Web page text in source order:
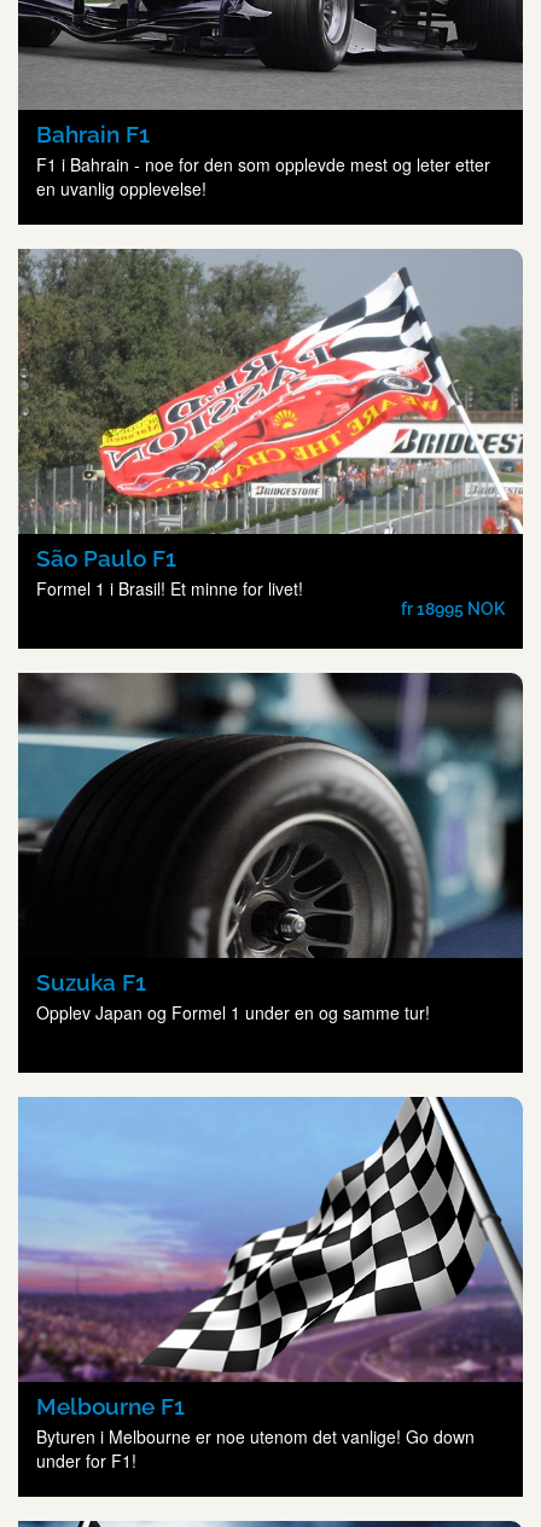
Bahrain F1
F1 i Bahrain - noe for den som opplevde mest og leter etter
en uvanlig opplevelse!
São Paulo F1
Formel 1 i Brasil! Et minne for livet!
fr 18995 NOK
Suzuka F1
Opplev Japan og Formel 1 under en og samme tur!
Melbourne F1
Byturen i Melbourne er noe utenom det vanlige! Go down
under for F1!